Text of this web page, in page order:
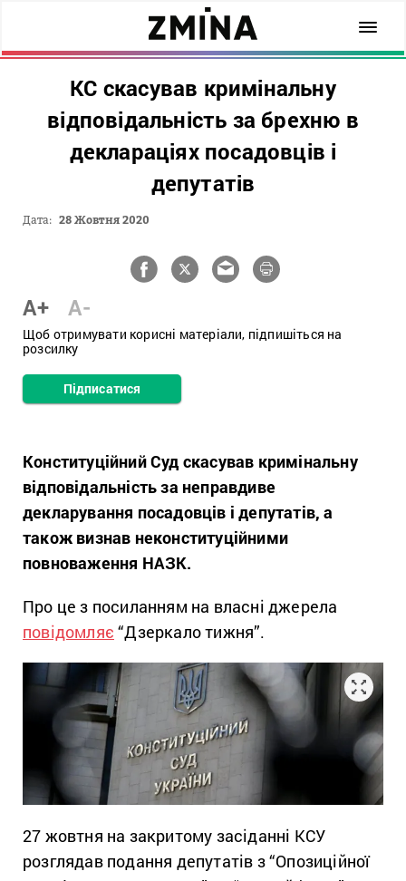
КС скасував кримінальну
відповідальність за брехню в
деклараціях посадовців і
депутатів
Дата: 28 Жовтня 2020
A+ A-
Щоб отримувати корисні матеріали, підпишіться на
розсилку
Підписатися
Конституційний Суд скасував кримінальну
відповідальність за неправдиве
декларування посадовців і депутатів, а
також визнав неконституційними
повноваження НАЗК.
Про це з посиланням на власні джерела
повідомляє “Дзеркало тижня”.
27 жовтня на закритому засіданні КСУ
розглядав подання депутатів з “Опозиційної